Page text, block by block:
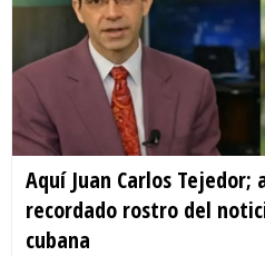
Aquí Juan Carlos Tejedor;
recordado rostro del
cubana